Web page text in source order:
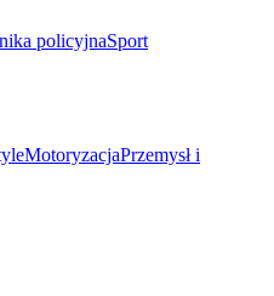
policyjnaSport
MotoryzacjaPrzemysł i